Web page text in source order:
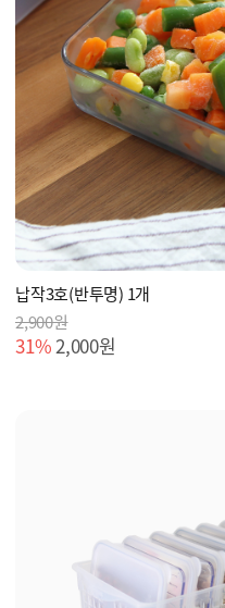
납작3호(반투명) 1개
2,900원
31%2,000원